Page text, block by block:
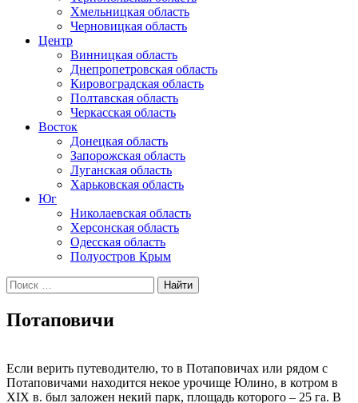
Хмельницкая область
Черновицкая область
Центр
Винницкая область
Днепропетровская область
Кировоградская область
Полтавская область
Черкасская область
Восток
Донецкая область
Запорожская область
Луганская область
Харьковская область
Юг
Николаевская область
Херсонская область
Одесская область
Полуостров Крым
Искать:
Потаповичи
Если верить путеводителю, то в Потаповичах или рядом с
Потаповичами находится некое урочище Юлино, в котром в
XIX в. был заложен некий парк, площадь которого – 25 га. В